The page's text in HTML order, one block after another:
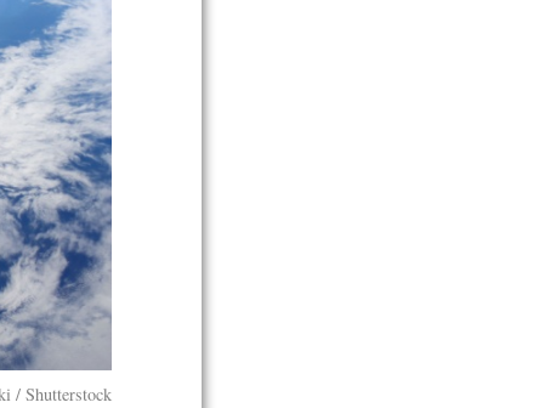
/ Shutterstock